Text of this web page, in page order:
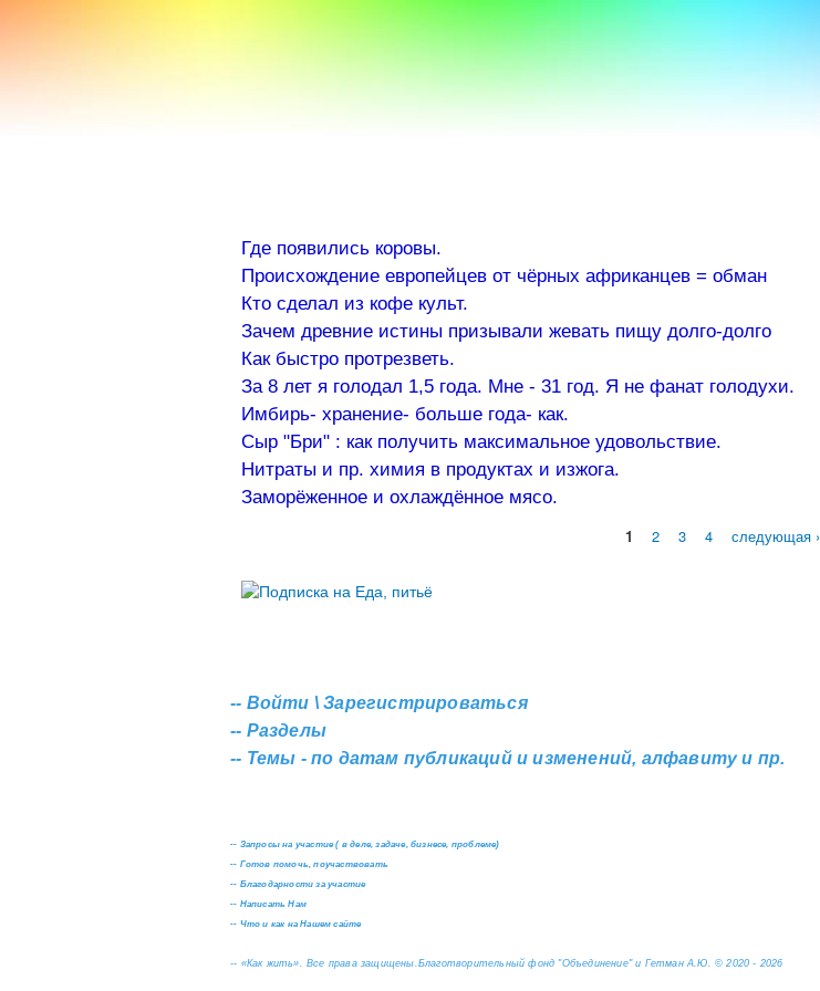
a100z.com
Где появились коровы.
Происхождение европейцев от чёрных африканцев = обман
Кто сделал из кофе культ.
Зачем древние истины призывали жевать пищу долго-долго
Как быстро протрезветь.
За 8 лет я голодал 1,5 года. Мне - 31 год. Я не фанат голодухи.
Имбирь- хранение- больше года- как.
Сыр "Бри" : как получить максимальное удовольствие.
Нитраты и пр. химия в продуктах и изжога.
Заморёженное и охлаждённое мясо.
1 2 3 4 следующая ›
-- Войти \ Зарегистрироваться
-- Разделы
-- Темы - по датам публикаций и изменений, алфавиту и пр.
-- Запросы на участие ( в деле, задаче, бизнесе, проблеме)
-- Готов помочь, поучаствовать
-- Благодарности за участие
-- Написать Нам
-- Что и как на Нашем сайте
-- «Как жить». Все права защищены.Благотворительный фонд "Объединение" и Гетман А.Ю. © 2020 - 2026